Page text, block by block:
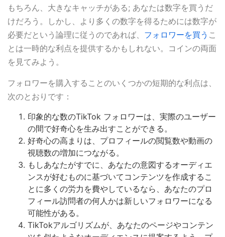
もちろん、大きなキャッチがある; あなたは数字を買うだ
けだろう。しかし、より多くの数字を得るためには数字が
必要だという論理に従うのであれば、 フォロワーを買う こ
とは一時的な利点を提供するかもしれない。コインの両面
を見てみよう。
フォロワーを購入することのいくつかの短期的な利点は、
次のとおりです：
印象的な数のTikTok フォロワーは、実際のユーザー
の間で好奇心を生み出すことができる。
好奇心の高まりは、プロフィールの閲覧数や動画の
視聴数の増加につながる。
もしあなたがすでに、あなたの意図するオーディエ
ンスが好むものに基づいてコンテンツを作成するこ
とに多くの労力を費やしているなら、あなたのプロ
フィール訪問者の何人かは新しいフォロワーになる
可能性がある。
TikTokアルゴリズムが、あなたのページやコンテン